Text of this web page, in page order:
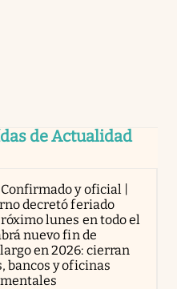
de Actualidad
Confirmado y oficial |
decretó feriado
lunes en todo el
nuevo fin de
en 2026: cierran
bancos y oficinas